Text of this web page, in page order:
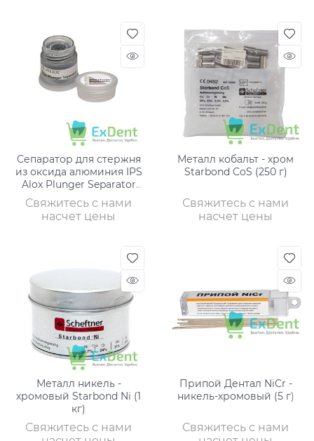
Сепаратор для стержня
из оксида алюминия IPS
Alox Plunger Separator
Свяжитесь с нами
насчет цены
Металл кобальт - хром
Starbond CoS (250 г)
Свяжитесь с нами
насчет цены
Металл никель -
хромовый Starbond Ni (1
кг)
Свяжитесь с нами
Припой Дентал NiCr -
никель-хромовый (5 г)
Свяжитесь с нами